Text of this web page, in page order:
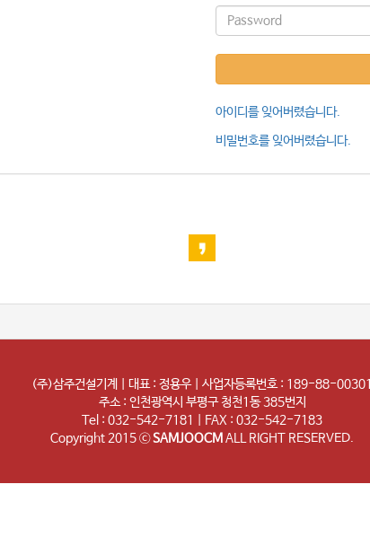
아이디를 잊어버렸습니다.
비밀번호를 잊어버렸습니다.
(주)삼주건설기계 | 대표 : 정용우 | 사업자등록번호 : 189-88-00301
주소 : 인천광역시 부평구 청천1동 385번지
Tel : 032-542-7181 | FAX : 032-542-7183
Copyright 2015 ⓒSAMJOOCM ALL RIGHT RESERVED.